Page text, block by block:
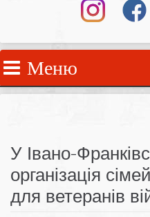
Меню
У Івано-
організація
для ветеранів